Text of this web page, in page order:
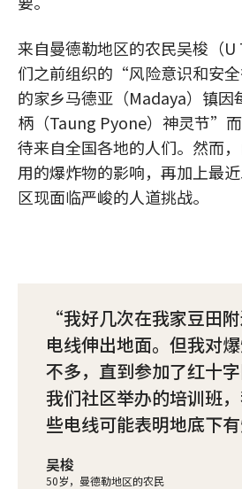
来自曼德勒地区的农民吴梭（
们之前组织的“风险意识和安
的家乡马德亚（Madaya）镇
柄（Taung Pyone）神灵节”
待来自全国各地的人们。然而
用的爆炸物的影响，再加上最
区现面临严峻的人道挑战。
我好几次在我家豆田
电线伸出地面。但我对
不多，直到参加了红十
我们社区举办的培训班
些电线可能表明地底下有
吴梭
50岁，曼德勒地区的农民